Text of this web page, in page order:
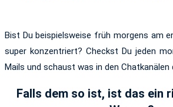
Bist Du beispielsweise früh morgens am
super konzentriert? Checkst Du jeden
Mails und schaust was in den Chatkanälen
Falls dem so ist, ist das ein